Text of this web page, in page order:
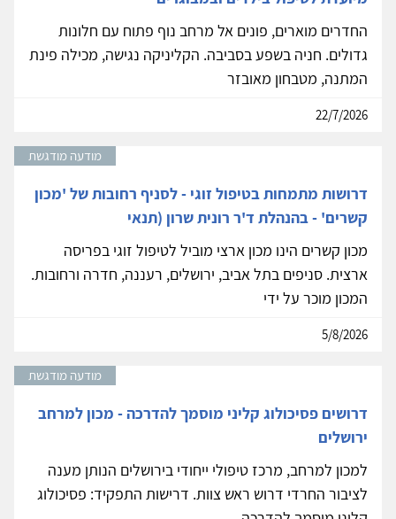
החדרים מוארים, פונים אל מרחב נוף פתוח עם חלונות
גדולים. חניה בשפע בסביבה. הקליניקה נגישה, מכילה פינת
המתנה, מטבחון מאובזר
22/7/2026
מודעה מודגשת
דרושות מתמחות בטיפול זוגי - לסניף רחובות של 'מכון
קשרים' - בהנהלת ד'ר רונית שרון (תנאי
מכון קשרים הינו מכון ארצי מוביל לטיפול זוגי בפריסה
ארצית. סניפים בתל אביב, ירושלים, רעננה, חדרה ורחובות.
המכון מוכר על ידי
5/8/2026
מודעה מודגשת
דרושים פסיכולוג קליני מוסמך להדרכה - מכון למרחב
ירושלים
למכון למרחב, מרכז טיפולי ייחודי בירושלים הנותן מענה
לציבור החרדי דרוש ראש צוות. דרישות התפקיד: פסיכולוג